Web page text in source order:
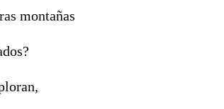
montañas